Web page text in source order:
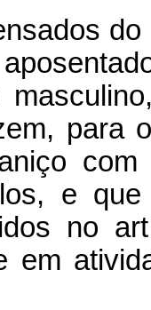
para
e
no
em